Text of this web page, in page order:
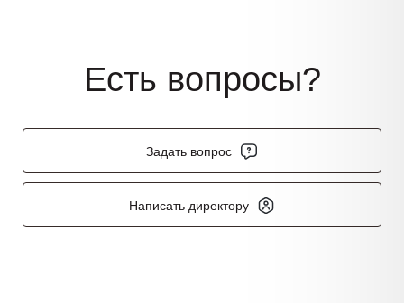
Есть вопросы?
Задать вопрос
Написать директору